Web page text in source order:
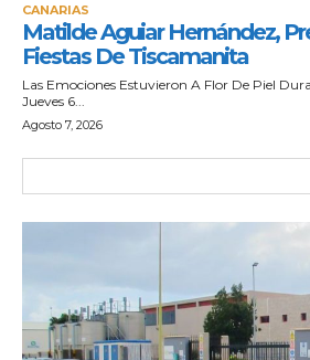
CANARIAS
Matilde Aguiar Hernández,
Fiestas De Tiscamanita
Las Emociones Estuvieron A Flor De Piel
Jueves 6...
Agosto 7, 2026